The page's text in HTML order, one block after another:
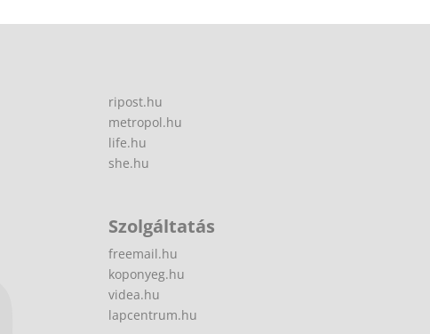
ripost.hu
metropol.hu
life.hu
she.hu
Szolgáltatás
freemail.hu
koponyeg.hu
videa.hu
lapcentrum.hu